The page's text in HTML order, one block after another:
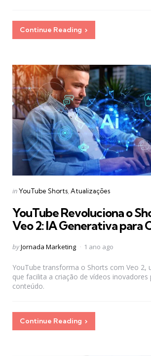
Continue Reading
Categories
Posted
inYouTube Shorts Atualizações
YouTube Revoluciona o
Veo 2: IA Generativa para
Posted
byJornada Marketing 1 ano ago
YouTube transforma o Shorts com Veo 2,
que facilita a criação de vídeos inovadores
conteúdo.
Continue Reading